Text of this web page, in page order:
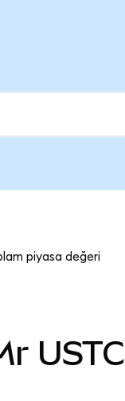
piyasa değeri
USTC